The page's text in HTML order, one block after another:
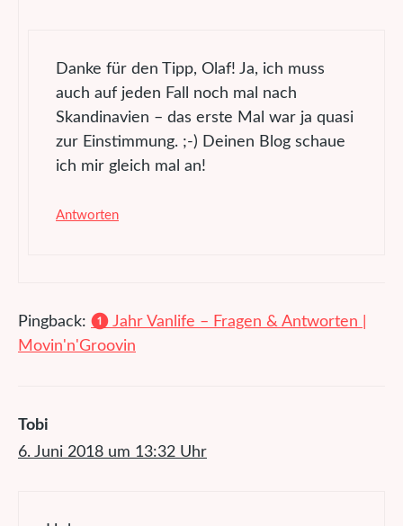
Danke für den Tipp, Olaf! Ja, ich muss
auch auf jeden Fall noch mal nach
Skandinavien – das erste Mal war ja quasi
zur Einstimmung. ;-) Deinen Blog schaue
ich mir gleich mal an!
Antworten
Pingback: ❶ Jahr Vanlife – Fragen & Antworten |
Movin'n'Groovin
Tobi
6. Juni 2018 um 13:32 Uhr